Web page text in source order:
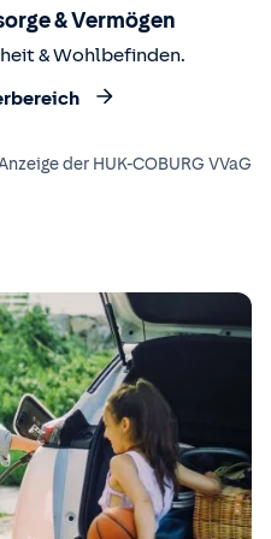
& Vermögen
& Wohlbefinden.
der HUK-COBURG VVaG